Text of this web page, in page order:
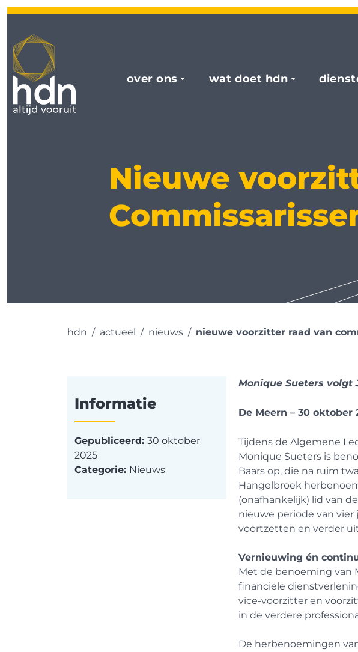
over ons wat doet hdn
Nieuwe
hdn actueel nieuws nieuwe voorzitter raad van
Informatie
Gepubliceerd: 30 oktober
2025
Categorie: Nieuws
Monique Sueters volgt
De Meern – 30 oktober
Tijdens de Algemene
Monique Sueters is
Baars op, die na ruim
Hangelbroek
(onafhankelijk) lid van
nieuwe periode van vier
voortzetten en verder
Vernieuwing én
Met de benoeming van
financiële
vice-voorzitter en
in de verdere
De herbenoemingen